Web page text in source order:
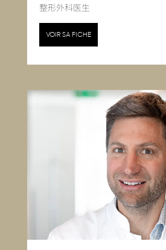
整形外科医生
VOIR SA FICHE